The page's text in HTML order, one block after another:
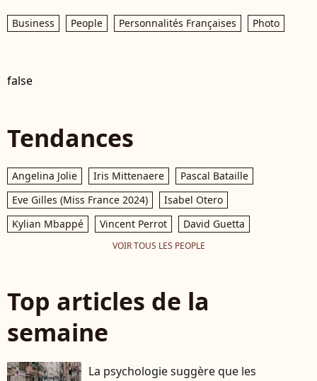
Business People Personnalités Françaises Photo
false
Tendances
Angelina Jolie Iris Mittenaere
Pascal Bataille
Eve Gilles (Miss France 2024)
Isabel Otero
Kylian Mbappé
Vincent Perrot David Guetta
VOIR TOUS LES PEOPLE
Top articles de la
semaine
La psychologie suggère que les